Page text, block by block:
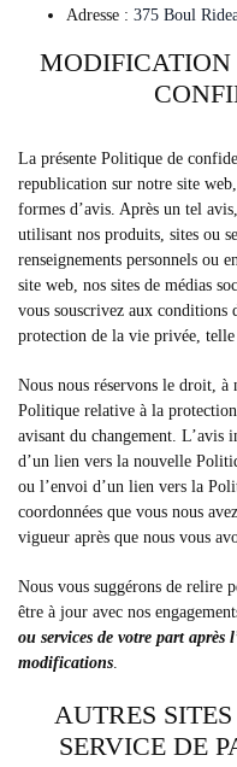
Adresse : 375 Boul
La présente Politique de
republication sur notre site
formes d’avis. Après un tel
utilisant nos produits, sites ou
renseignements personnels ou
site web, nos sites de médias
vous souscrivez aux conditions
protection de la vie privée,
Nous nous réservons le droit,
Politique relative à la
avisant du changement. L’avis
d’un lien vers la nouvelle
ou l’envoi d’un lien vers la
coordonnées que vous nous
vigueur après que nous vous
Nous vous suggérons de relire
être à jour avec nos
ou services de votre part après
modifications.
AUTRES
SERVICE DE